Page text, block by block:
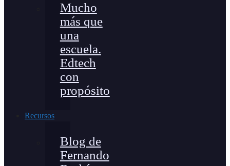
Mucho
más que
una
escuela.
Edtech
con
propósito
Recursos
Blog de
Fernando